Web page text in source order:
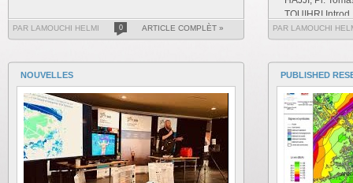
PAR LAMOUCHI HELMI 0 ARTICLE COMPLÈT »
TOUIHRI
PAR LAMOUCHI
NOUVELLES PUBLISHED